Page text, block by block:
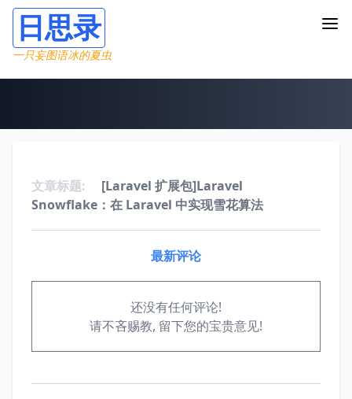
日思录
一只妄图语冰的夏虫
文章标题:
[Laravel 扩展包]Laravel
Snowflake：在 Laravel 中实现雪花算法
最新评论
还没有任何评论!
请不吝赐教, 留下您的宝贵意见!